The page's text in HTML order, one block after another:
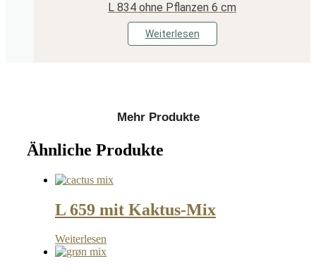
L 834 ohne Pflanzen 6 cm
Weiterlesen
Mehr Produkte
Ähnliche Produkte
L 659 mit Kaktus-Mix
Weiterlesen